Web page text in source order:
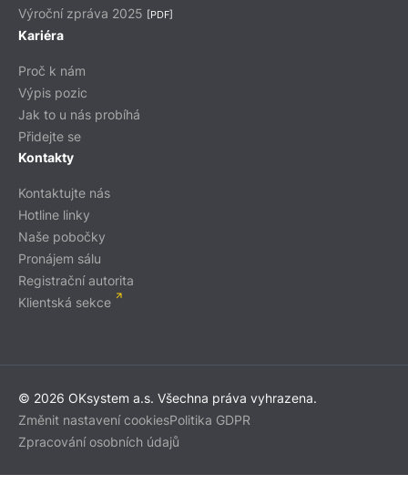
Výroční zpráva 2025 [PDF]
Kariéra
Proč k nám
Výpis pozic
Jak to u nás probíhá
Přidejte se
Kontakty
Kontaktujte nás
Hotline linky
Naše pobočky
Pronájem sálu
Registrační autorita
Klientská sekce
© 2026 OKsystem a.s. Všechna práva vyhrazena.
Změnit nastavení cookiesPolitika GDPR
Zpracování osobních údajů